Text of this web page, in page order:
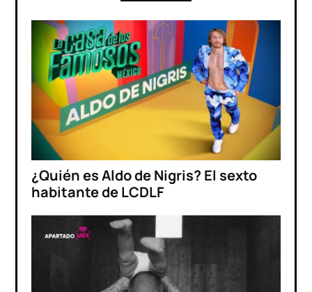
¿Quién es Aldo de Nigris? El sexto
habitante de LCDLF